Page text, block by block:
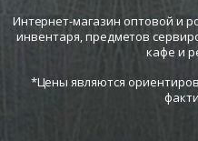
Интернет-магазин оптовой и
инвентаря, предметов
кафе и
*Цены являются